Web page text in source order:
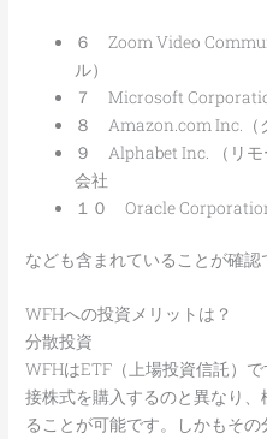
６ Zoom Video
ル）
７ Microsoft
８ Amazon.com Inc.（
９ Alphabet Inc. （リモ
会社
１０ Oracle
なども含まれていることが確認
WFHへの投資メリットは？
分散投資
WFHはETF（上場投資信託）
接株式を購入するのと異なり
ることが可能です。しかもそ